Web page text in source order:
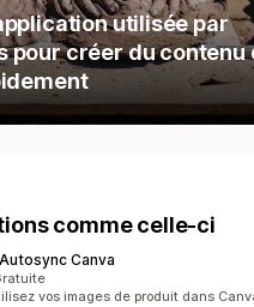
utilisée par
pour créer du contenu
comme celle-ci
Canva
5
vos images de produit dans